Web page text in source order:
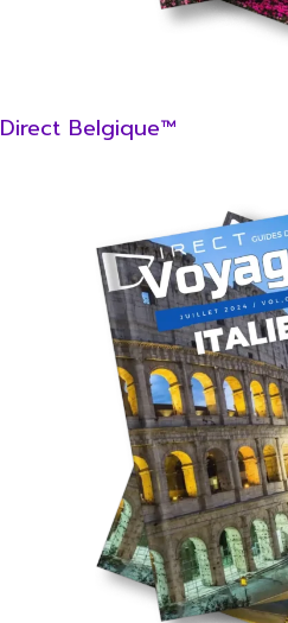
Direct Belgique™